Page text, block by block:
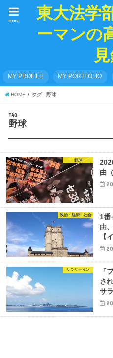
東大法学
ーマンの
menu
MY PROFILE MY PORTFOLIO
HOME タグ : 野球
TAG
野球
野球
由
政治・経済・社会
1番
由
【
サラリーマン
「
さ
サ